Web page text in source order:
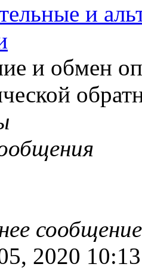
и
и обмен
сообщение
2020